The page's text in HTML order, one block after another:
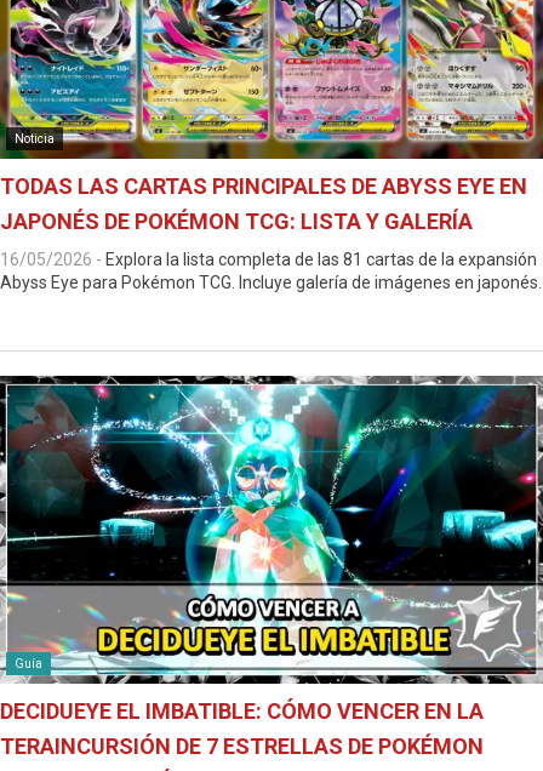
Noticia
TODAS LAS CARTAS PRINCIPALES DE ABYSS EYE EN
JAPONÉS DE POKÉMON TCG: LISTA Y GALERÍA
16/05/2026 - Explora la lista completa de las 81 cartas de la expansión
Abyss Eye para Pokémon TCG. Incluye galería de imágenes en japonés.
Guía
DECIDUEYE EL IMBATIBLE: CÓMO VENCER EN LA
TERAINCURSIÓN DE 7 ESTRELLAS DE POKÉMON